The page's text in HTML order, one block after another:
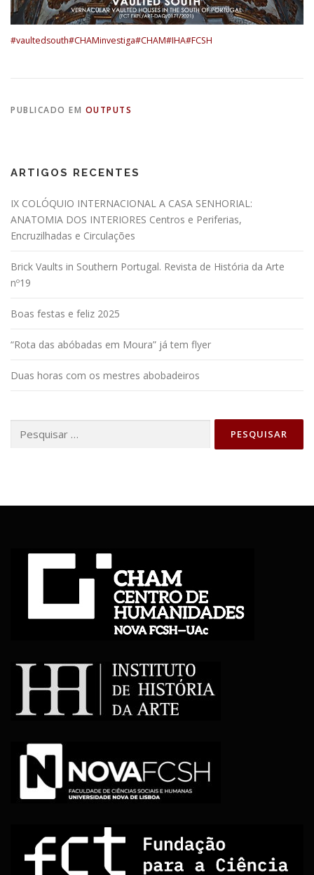
#vaultedsouth#CHAMinvestiga#CHAM#IHA#FCSH
PUBLICADO EM OUTPUTS
ARTIGOS RECENTES
IX COLÓQUIO INTERNACIONAL A CASA SENHORIAL:
ANATOMIA DOS INTERIORES Centros e Periferias,
Encruzilhadas e Circulações
Brick Vaults in Southern Portugal. Revista de História da Arte
nº19
Boas festas e feliz 2025
“Rota das abóbadas em Moura” já tem flyer
Duas horas com os mestres abobadeiros